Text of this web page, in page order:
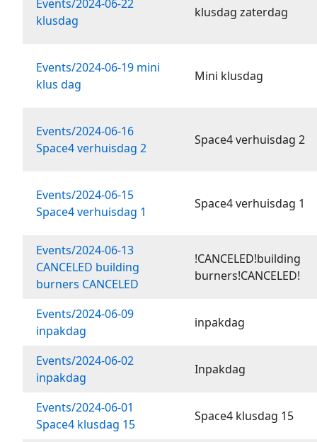
Events/2024-06-22
klusdag
klusdag zaterdag
Events/2024-06-19 mini
klus dag
Mini klusdag
Events/2024-06-16
Space4 verhuisdag 2
Space4 verhuisdag 2
Events/2024-06-15
Space4 verhuisdag 1
Space4 verhuisdag 1
Events/2024-06-13
CANCELED building
burners CANCELED
!CANCELED!building
burners!CANCELED!
Events/2024-06-09
inpakdag
inpakdag
Events/2024-06-02
inpakdag
Inpakdag
Events/2024-06-01
Space4 klusdag 15
Space4 klusdag 15